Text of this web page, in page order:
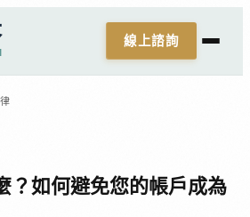
線上諮詢
？如何避免您的帳戶成為